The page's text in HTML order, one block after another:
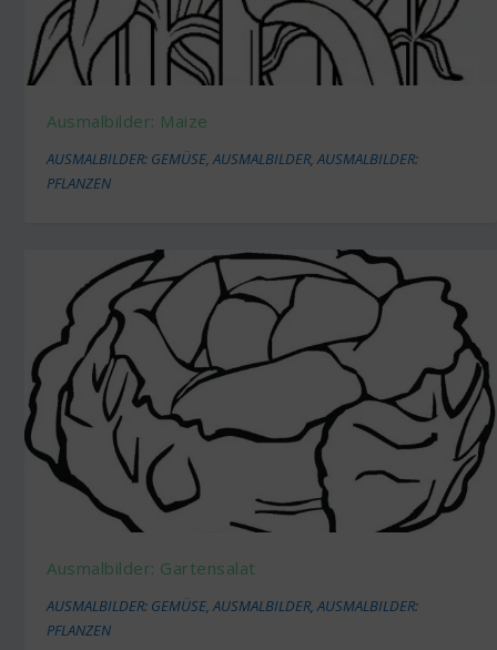
Ausmalbilder: Maize
AUSMALBILDER: GEMÜSE ,AUSMALBILDER ,AUSMALBILDER:
PFLANZEN
Ausmalbilder: Gartensalat
AUSMALBILDER: GEMÜSE,AUSMALBILDER,AUSMALBILDER:
PFLANZEN